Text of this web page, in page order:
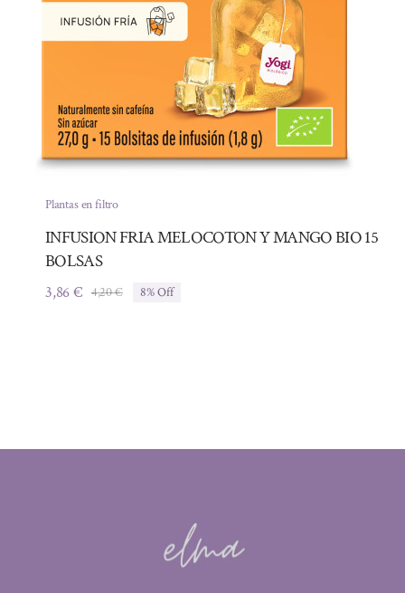
Plantas en filtro
INFUSION FRIA MELOCOTON Y MANGO BIO 15
BOLSAS
4,20€El
3,86€
El
8% Off